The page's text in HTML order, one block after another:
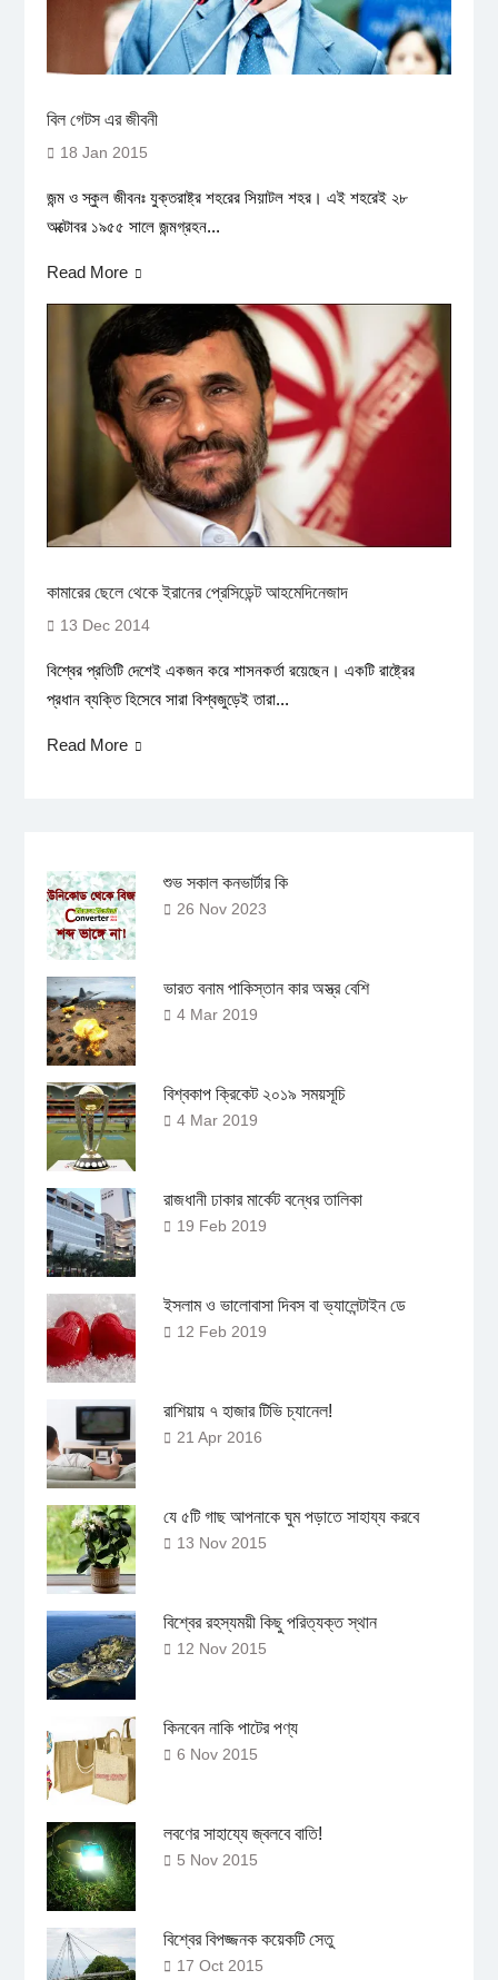
বিল গেটস এর জীবনী
18 Jan 2015
জন্ম ও স্কুল জীবনঃ যুক্তরাষ্ট্র শহরের সিয়াটল শহর। এই শহরেই ২৮
অক্টোবর ১৯৫৫ সালে জন্মগ্রহন...
Read More
কামারের ছেলে থেকে ইরানের প্রেসিডেন্ট আহমেদিনেজাদ
13 Dec 2014
বিশ্বের প্রতিটি দেশেই একজন করে শাসনকর্তা রয়েছেন। একটি রাষ্ট্রের
প্রধান ব্যক্তি হিসেবে সারা বিশ্বজুড়েই তারা...
Read More
শুভ সকাল কনভার্টার কি
26 Nov 2023
ভারত বনাম পাকিস্তান কার অস্ত্র বেশি
4 Mar 2019
বিশ্বকাপ ক্রিকেট ২০১৯ সময়সূচি
4 Mar 2019
রাজধানী ঢাকার মার্কেট বন্ধের তালিকা
19 Feb 2019
ইসলাম ও ভালোবাসা দিবস বা ভ্যালেন্টাইন ডে
12 Feb 2019
রাশিয়ায় ৭ হাজার টিভি চ্যানেল!
21 Apr 2016
যে ৫টি গাছ আপনাকে ঘুম পড়াতে সাহায্য করবে
13 Nov 2015
বিশ্বের রহস্যময়ী কিছু পরিত্যক্ত স্থান
12 Nov 2015
কিনবেন নাকি পাটের পণ্য
6 Nov 2015
লবণের সাহায্যে জ্বলবে বাতি!
5 Nov 2015
বিশ্বের বিপজ্জনক কয়েকটি সেতু
17 Oct 2015